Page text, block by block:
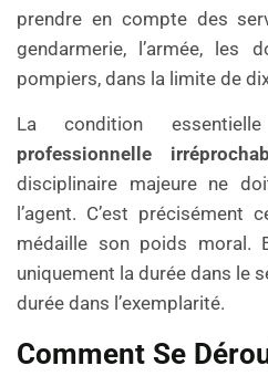
prendre en compte des
gendarmerie, l’armée, les
pompiers, dans la limite de
La condition
professionnelle
disciplinaire majeure ne
l’agent. C’est
médaille son poids moral.
uniquement la durée dans le
durée dans l’exemplarité.
Comment Se